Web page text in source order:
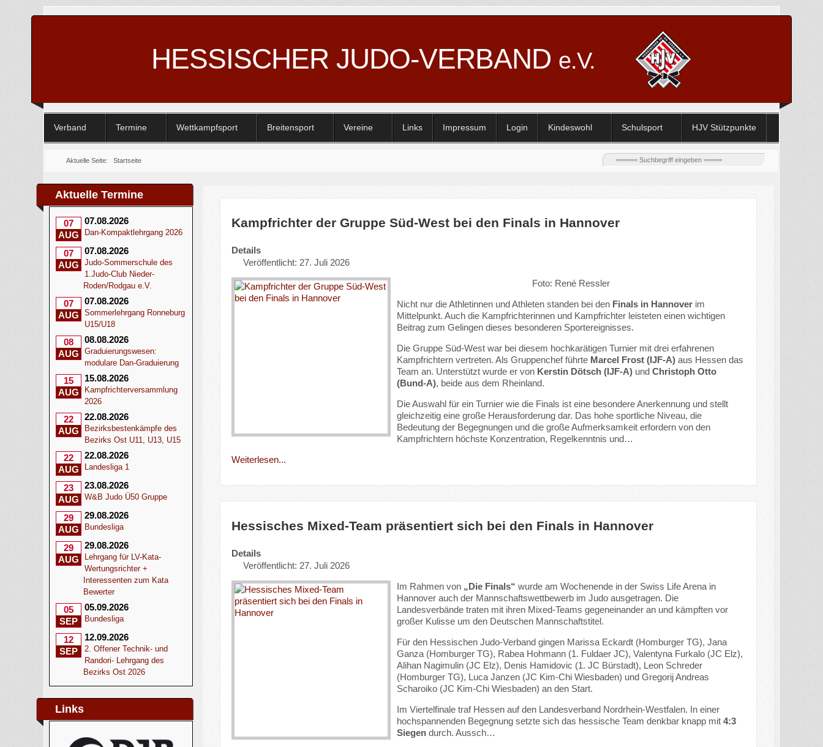
HESSISCHER JUDO-VERBAND e.V.
Verband Termine Wettkampfsport Breitensport Vereine Links Impressum Login Kindeswohl Schulsport HJV Stützpunkte
Aktuelle Seite:Startseite
Aktuelle Termine
07
AUG
07.08.2026
Dan-Kompaktlehrgang 2026
07
AUG
07.08.2026
Judo-Sommerschule des
1.Judo-Club Nieder-
Roden/Rodgau e.V.
07
AUG
07.08.2026
Sommerlehrgang Ronneburg
U15/U18
08
AUG
08.08.2026
Graduierungswesen:
modulare Dan-Graduierung
15
AUG
15.08.2026
Kampfrichterversammlung
2026
22
AUG
22.08.2026
Bezirksbestenkämpfe des
Bezirks Ost U11, U13, U15
22
AUG
22.08.2026
Landesliga 1
23
AUG
23.08.2026
W&B Judo Ü50 Gruppe
29
AUG
29.08.2026
Bundesliga
29
AUG
29.08.2026
Lehrgang für LV-Kata-
Wertungsrichter +
Interessenten zum Kata
Bewerter
05
SEP
05.09.2026
Bundesliga
12
SEP
12.09.2026
2. Offener Technik- und
Randori- Lehrgang des
Bezirks Ost 2026
Links
Kampfrichter der Gruppe Süd-West bei den Finals in Hannover
Details
Veröffentlicht: 27. Juli 2026
Foto: René Ressler
Nicht nur die Athletinnen und Athleten standen bei den Finals in Hannoverim
Mittelpunkt. Auch die Kampfrichterinnen und Kampfrichter leisteten einen wichtigen
Beitrag zum Gelingen dieses besonderen Sportereignisses.
Die Gruppe Süd-West war bei diesem hochkarätigen Turnier mit drei erfahrenen
Kampfrichtern vertreten. Als Gruppenchef führte Marcel Frost (IJF-A)aus Hessen das
Team an. Unterstützt wurde er von Kerstin Dötsch (IJF-A)und Christoph Otto
(Bund-A), beide aus dem Rheinland.
Die Auswahl für ein Turnier wie die Finals ist eine besondere Anerkennung und stellt
gleichzeitig eine große Herausforderung dar. Das hohe sportliche Niveau, die
Bedeutung der Begegnungen und die große Aufmerksamkeit erfordern von den
Kampfrichtern höchste Konzentration, Regelkenntnis und…
Weiterlesen...
Hessisches Mixed-Team präsentiert sich bei den Finals in Hannover
Details
Veröffentlicht: 27. Juli 2026
Im Rahmen von „Die Finals“ wurde am Wochenende in der Swiss Life Arena in
Hannover auch der Mannschaftswettbewerb im Judo ausgetragen. Die
Landesverbände traten mit ihren Mixed-Teams gegeneinander an und kämpften vor
großer Kulisse um den Deutschen Mannschaftstitel.
Für den Hessischen Judo-Verband gingen Marissa Eckardt (Homburger TG), Jana
Ganza (Homburger TG), Rabea Hohmann (1. Fuldaer JC), Valentyna Furkalo (JC Elz),
Alihan Nagimulin (JC Elz), Denis Hamidovic (1. JC Bürstadt), Leon Schreder
(Homburger TG), Luca Janzen (JC Kim-Chi Wiesbaden) und Gregorij Andreas
Scharoiko (JC Kim-Chi Wiesbaden) an den Start.
Im Viertelfinale traf Hessen auf den Landesverband Nordrhein-Westfalen. In einer
hochspannenden Begegnung setzte sich das hessische Team denkbar knapp mit 4:3
Siegendurch. Aussch…